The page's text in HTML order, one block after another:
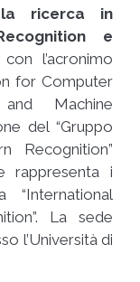
la ricerca in
e
l’acronimo
for Computer
Machine
del “Gruppo
Recognition”
rappresenta i
La sede
l’Università di